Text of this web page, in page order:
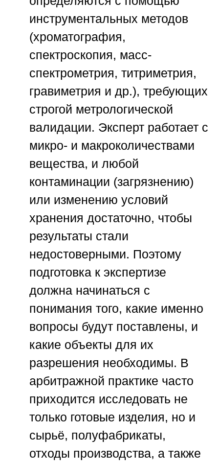
инструментальных методов
(хроматография,
спектроскопия, масс-
спектрометрия, титриметрия,
гравиметрия и др.), требующих
строгой метрологической
валидации. Эксперт работает с
микро- и макроколичествами
вещества, и любой
контаминации (загрязнению)
или изменению условий
хранения достаточно, чтобы
результаты стали
недостоверными. Поэтому
подготовка к экспертизе
должна начинаться с
понимания того, какие именно
вопросы будут поставлены, и
какие объекты для их
разрешения необходимы. В
арбитражной практике часто
приходится исследовать не
только готовые изделия, но и
сырьё, полуфабрикаты,
отходы производства, а также